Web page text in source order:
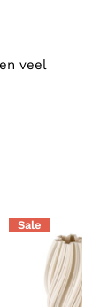
veel
Sale